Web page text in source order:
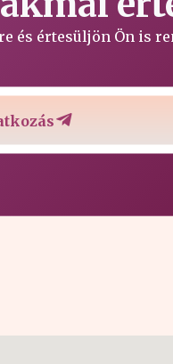
és értesüljön Ön is